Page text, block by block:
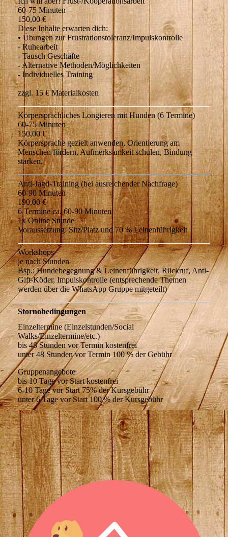
60-75 Minuten
150,00 €
Diese Inhalte erwarten dich:
• Übungen zur Frustrationstoleranz/Impulskontrolle
- Ruhearbeit
- Tausch Geschäfte
- Alternative Methoden/Möglichkeiten
- Individuelles Training
zzgl. 15 € Materialkosten
Körpersprachliches Longieren mit Hunden (6 Termine)
60-75 Minuten
150,00 €
Körpersprache gezielt anwenden, Orientierung am
Menschen fördern, Aufmerksamkeit schulen, Bindung
stärken.
Anti-Jagd-Training (bei ausreichender Nachfrage)
60-90 Minuten
190,00 €
6 Termine ca. 60-90 Minuten
1x Online Stunde
Voraussetzung: Sitz/Platz und 70 % Leinenführigkeit
Workshops
je nach Stunden
Bsp.: Hundebegegnung & Leinenführigkeit, Rückruf, Anti-
Gift-Köder, Impulskontrolle (entsprechende Themen
werden über die WhatsApp Gruppe mitgeteilt)
Stornobedingungen
Einzeltermine (Einzelstunden/Social
Walks/Einzeltermine/etc.)
bis 48 Stunden vor Termin kostenfrei
unter 48 Stunden vor Termin 100 % der Gebühr
Gruppenangebote
bis 10 Tage vor Start kostenfrei
6-10 Tage vor Start 75% der Kursgebühr
unter 6 Tage vor Start 100 % der Kursgebühr